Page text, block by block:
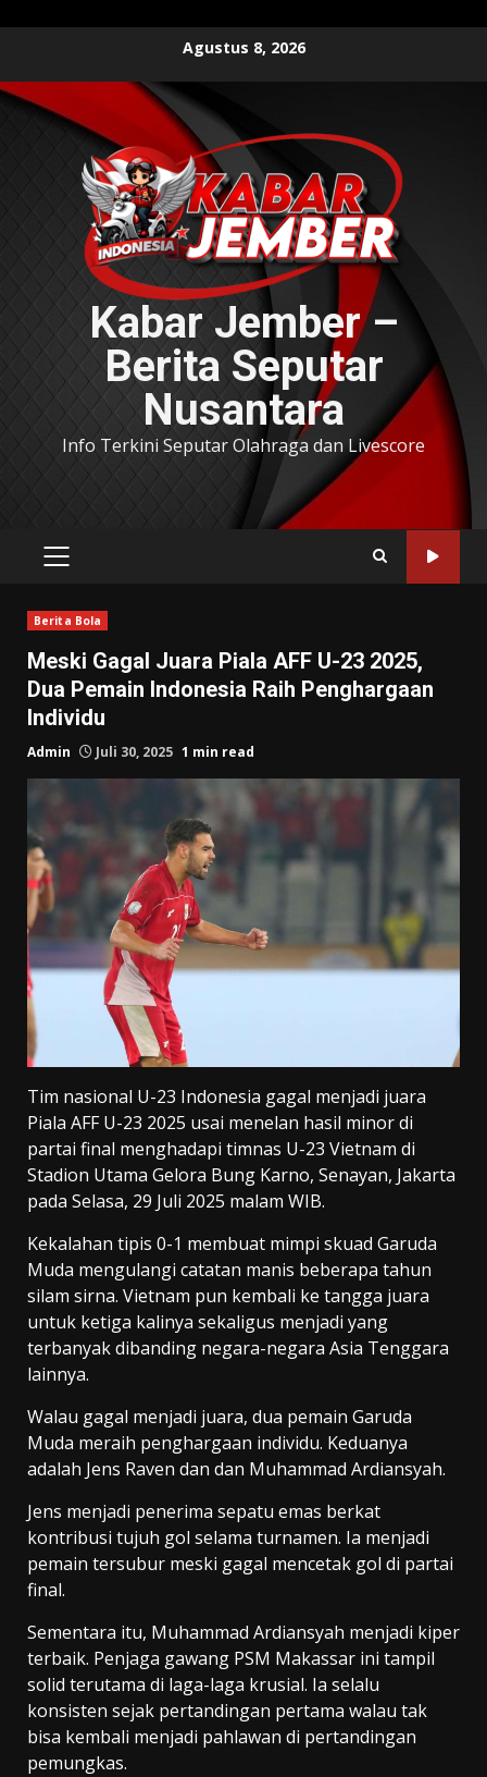
content
Agustus 8, 2026
Kabar Jember –
Berita Seputar
Nusantara
Info Terkini Seputar Olahraga dan Livescore
PRIMARY
Berita Bola
Meski Gagal Juara Piala AFF U-23 2025,
Dua Pemain Indonesia Raih Penghargaan
Individu
Admin Juli 30, 2025 1 min read
Tim nasional U-23 Indonesia gagal menjadi juara
Piala AFF U-23 2025 usai menelan hasil minor di
partai final menghadapi timnas U-23 Vietnam di
Stadion Utama Gelora Bung Karno, Senayan, Jakarta
pada Selasa, 29 Juli 2025 malam WIB.
Kekalahan tipis 0-1 membuat mimpi skuad Garuda
Muda mengulangi catatan manis beberapa tahun
silam sirna. Vietnam pun kembali ke tangga juara
untuk ketiga kalinya sekaligus menjadi yang
terbanyak dibanding negara-negara Asia Tenggara
lainnya.
Walau gagal menjadi juara, dua pemain Garuda
Muda meraih penghargaan individu. Keduanya
adalah Jens Raven dan dan Muhammad Ardiansyah.
Jens menjadi penerima sepatu emas berkat
kontribusi tujuh gol selama turnamen. Ia menjadi
pemain tersubur meski gagal mencetak gol di partai
final.
Sementara itu, Muhammad Ardiansyah menjadi kiper
terbaik. Penjaga gawang PSM Makassar ini tampil
solid terutama di laga-laga krusial. Ia selalu
konsisten sejak pertandingan pertama walau tak
bisa kembali menjadi pahlawan di pertandingan
pemungkas.